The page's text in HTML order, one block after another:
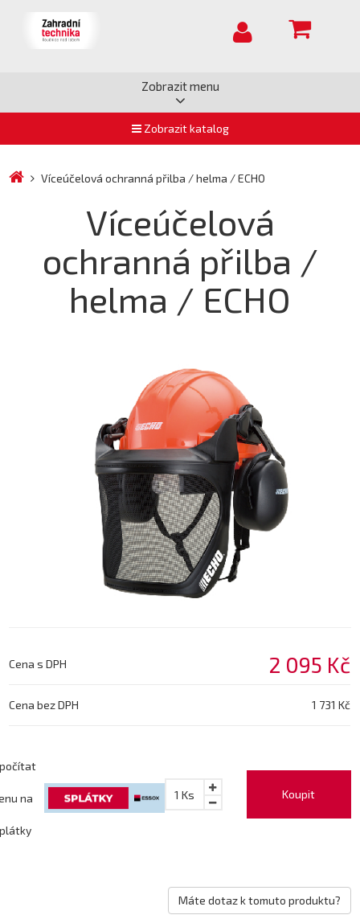
Zobrazit menu
Zobrazit katalog
Víceúčelová ochranná přilba / helma / ECHO
Víceúčelová
ochranná přilba /
helma / ECHO
Cena s DPH 2 095 Kč
Cena bez DPH 1 731 Kč
Koupit
1 Ks
na
Máte dotaz k tomuto produktu?